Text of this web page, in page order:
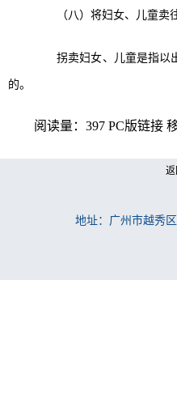
（八）将妇女、儿童卖往
拐卖妇女、儿童是指以出
的。
阅读量：397 PC版链接
返
地址：广州市越秀